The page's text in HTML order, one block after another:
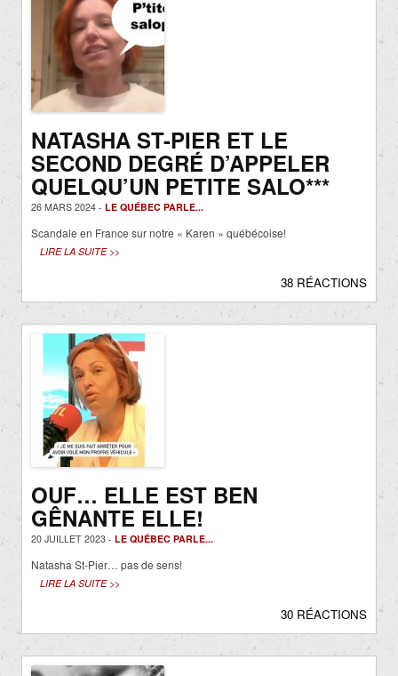
NATASHA ST-PIER ET LE
SECOND DEGRÉ D’APPELER
QUELQU’UN PETITE SALO***
26 MARS 2024 - LE QUÉBEC PARLE...
Scandale en France sur notre « Karen » québécoise!
LIRE LA SUITE >>
38 RÉACTIONS
OUF… ELLE EST BEN
GÊNANTE ELLE!
20 JUILLET 2023 - LE QUÉBEC PARLE...
Natasha St-Pier… pas de sens!
LIRE LA SUITE >>
30 RÉACTIONS